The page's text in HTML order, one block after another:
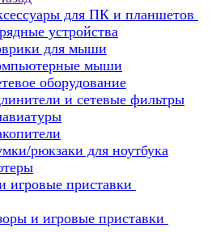
для ПК и планшетов
устройства
для мыши
мыши
оборудование
и сетевые фильтры
рюкзаки для ноутбука
игровые приставки
и игровые приставки